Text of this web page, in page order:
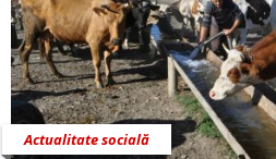
Actualitate socială